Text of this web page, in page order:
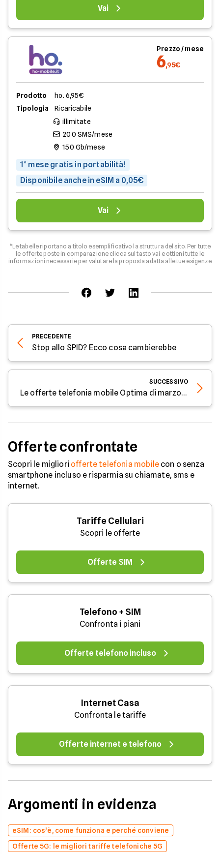
Vai
Prezzo / mese
6,95€
Prodotto
ho. 6,95€
Tipologia
Ricaricabile
illimitate
200 SMS/mese
150 Gb/mese
1° mese gratis in portabilità!
Disponibile anche in eSIM a 0,05€
Vai
*Le tabelle riportano a titolo esemplificativo la struttura del sito. Per tutte
le offerte poste in comparazione clicca sul tasto vai e ottieni tutte le
informazioni necessarie per valutare la proposta adatta alle tue esigenze
PRECEDENTE
Stop allo SPID? Ecco cosa cambierebbe
SUCCESSIVO
Le offerte telefonia mobile Optima di marzo 2023
Offerte confrontate
Scopri le migliori offerte telefonia mobilecon o senza
smartphone incluso e risparmia su chiamate, sms e
internet.
Tariffe Cellulari
Scopri le offerte
Offerte SIM
Telefono + SIM
Confronta i piani
Offerte telefono incluso
Internet Casa
Confronta le tariffe
Offerte internet e telefono
Argomenti in evidenza
eSIM: cos’è, come funziona e perché conviene
Offerte 5G: le migliori tariffe telefoniche 5G